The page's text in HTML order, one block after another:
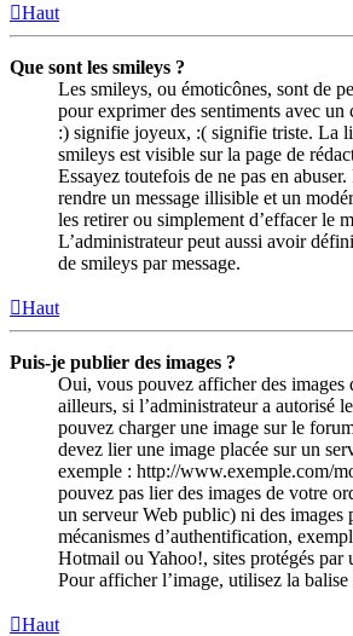
Haut
Que sont les smileys ?
Les smileys, ou émoticônes, sont de
pour exprimer des sentiments avec un
:) signifie joyeux, :( signifie triste. La
smileys est visible sur la page de
Essayez toutefois de ne pas en
rendre un message illisible et un
les retirer ou simplement d’effacer le
L’administrateur peut aussi avoir
de smileys par message.
Haut
Puis-je publier des images ?
Oui, vous pouvez afficher des images
ailleurs, si l’administrateur a autorisé
pouvez charger une image sur le
devez lier une image placée sur un
exemple : http://www.exemple.com/
pouvez pas lier des images de votre
un serveur Web public) ni des images
mécanismes d’authentification,
Hotmail ou Yahoo!, sites protégés par
Pour afficher l’image, utilisez la
Haut